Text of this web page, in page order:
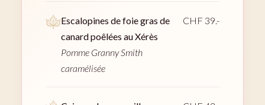
Escalopines de foie gras de
canard poêlées au Xérès
Pomme Granny Smith
caramélisée
CHF 39.-